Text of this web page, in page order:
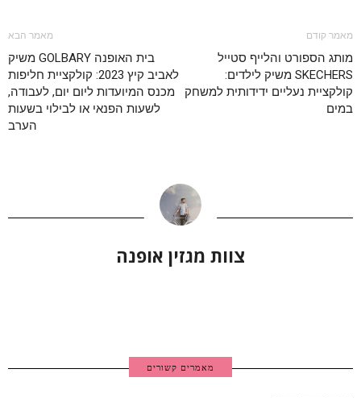
מאמר קודם
מותג הספורט והלייף סטייל
SKECHERS משיק לילדים:
קולקציית נעליים ידידותית למשחק
במים
מאמר הבא
בית האופנה GOLBARY משיק
לאביב קיץ 2023: קולקציית חליפות
מכנס המיועדות ליום יום, לעבודה,
לשעות הפנאי או לבילוי בשעות
הערב
צוות מגזין אופנה
מאמרים קשורים